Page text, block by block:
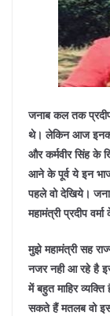
जनाब कल तक
थे। लेकिन आज इनका
और कर्मवीर सिंह के
आने के पूर्व ये इन
पहले वो देखिये।
महामंत्री प्रदीप
मुझे महामंत्री सह
नजर नही आ रहे है
में बहुत माहिर
सकते हैं मतलब वो